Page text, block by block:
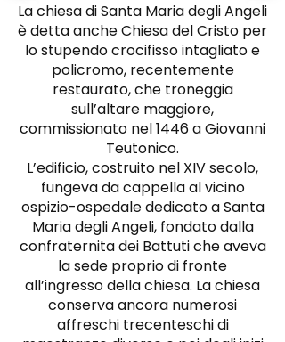
La chiesa di Santa Maria degli Angeli
è detta anche Chiesa del Cristo per
lo stupendo crocifisso intagliato e
policromo, recentemente
restaurato, che troneggia
sull’altare maggiore,
commissionato nel 1446 a Giovanni
Teutonico.
L’edificio, costruito nel XIV secolo,
fungeva da cappella al vicino
ospizio-ospedale dedicato a Santa
Maria degli Angeli, fondato dalla
confraternita dei Battuti che aveva
la sede proprio di fronte
all’ingresso della chiesa. La chiesa
conserva ancora numerosi
affreschi trecenteschi di